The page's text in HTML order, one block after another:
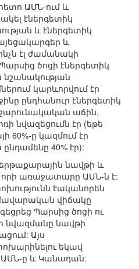
ԱՄՆ-ում և
էներգետիկ
և էներգետիկ
և
էլ ժամանակի
ծոցի էներգետիկ
կարևորվում էր
ընդհանուր էներգետիկ
շարունակական աճին,
նվազեցումն էր (եթե
60%-ը կազմում էր
40% էր):
նավթի և
որի առաջատարը ԱՄՆ-ն է:
էականորեն
վիճակը
Պարսից ծոցի ու
նվազմանը նավթի
Այս
եկավ
ը և Կանադան: